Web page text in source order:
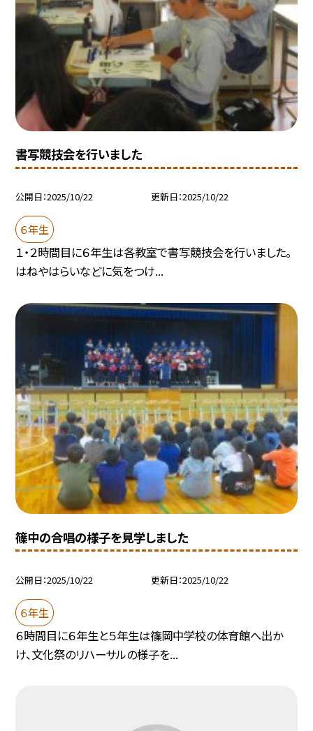
書写競技会を行いました
公開日 2025/10/22 更新日 2025/10/22
６年生
１・２時間目に６年生は各教室で書写競技会を行いました。
はねやはらいなどに気をつけ...
篠中の合唱の様子を見学しました
公開日 2025/10/22 更新日 2025/10/22
６年生
６時間目に６年生と５年生は篠岡中学校の体育館へ出か
け、文化祭のリハーサルの様子を...